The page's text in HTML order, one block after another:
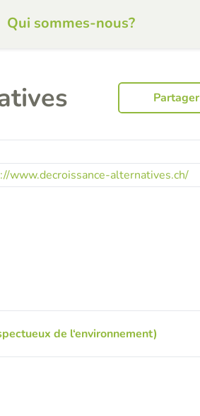
Qui sommes-nous?
Partager
www.decroissance-alternatives.ch/
de l‘environnement)